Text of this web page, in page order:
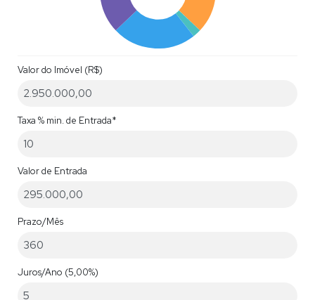
Valor do Imóvel (R$)
Taxa % min. de Entrada*
Valor de Entrada
Prazo/Mês
Juros/Ano (5,00%)